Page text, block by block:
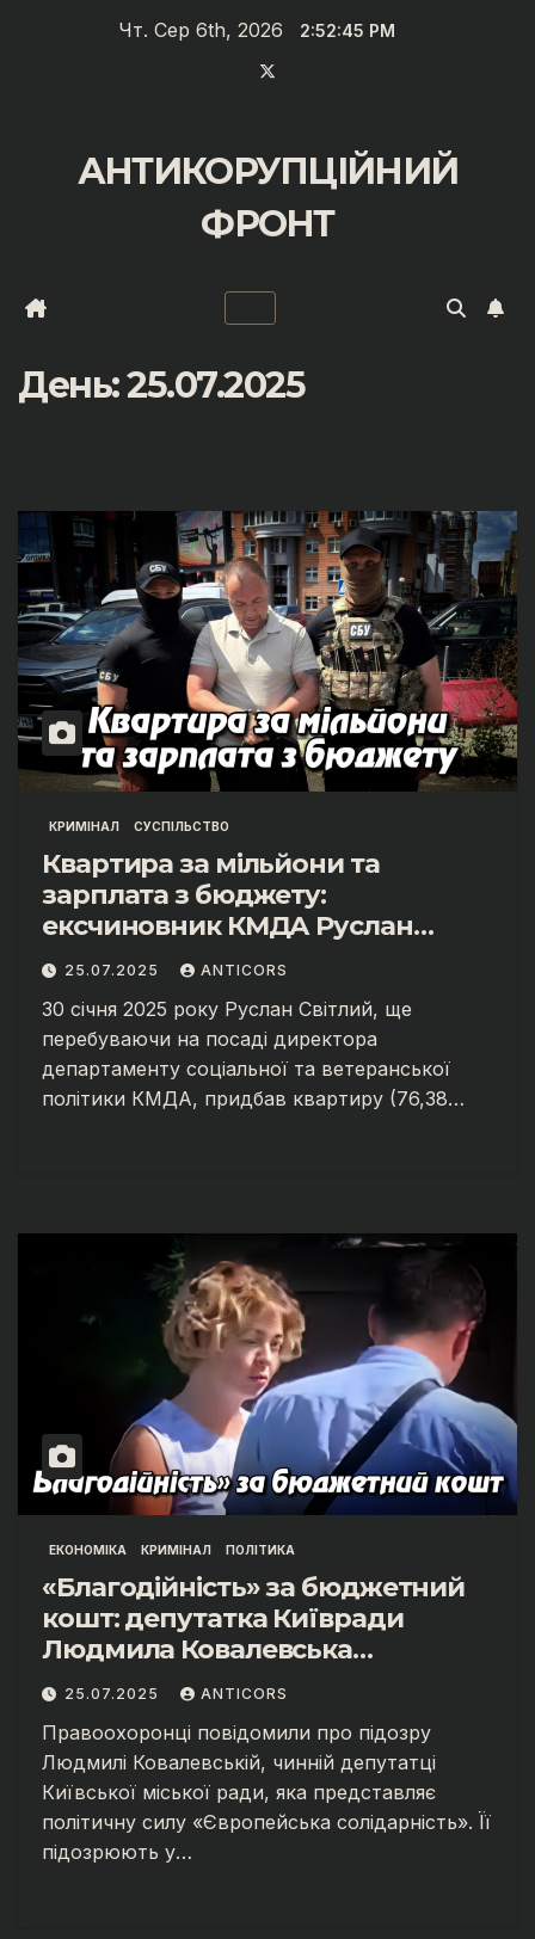
Чт. Сер 6th, 2026 2:52:46 PM
АНТИКОРУПЦІЙНИЙ
ФРОНТ
День:25.07.2025
КРИМІНАЛ СУСПІЛЬСТВО
Квартира за мільйони та
зарплата з бюджету:
ексчиновник КМДА Руслан
Світлий під слідством через
статки, що не збігаються з
доходами
25.07.2025 ANTICORS
30 січня 2025 року Руслан Світлий, ще
перебуваючи на посаді директора
департаменту соціальної та ветеранської
політики КМДА, придбав квартиру (76,38…
ЕКОНОМІКА КРИМІНАЛ ПОЛІТИКА
«Благодійність» за бюджетний
кошт: депутатка Київради
Людмила Ковалевська
підозрюється в шахрайстві з
комунальним майном.
25.07.2025 ANTICORS
Правоохоронці повідомили про підозру
Людмилі Ковалевській, чинній депутатці
Київської міської ради, яка представляє
політичну силу «Європейська солідарність». Її
підозрюють у…